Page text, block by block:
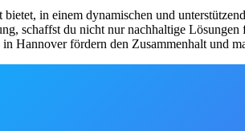
in einem dynamischen und
schaffst du nicht nur nachhaltige
Hannover fördern den Zusammenhalt und